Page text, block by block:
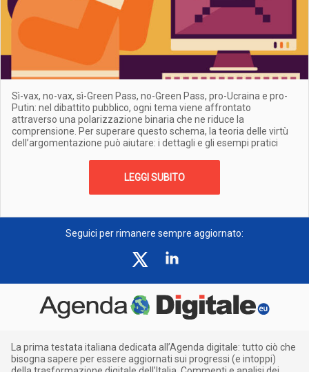
Sì-vax, no-vax, sì-Green Pass, no-Green Pass, pro-Ucraina e pro-
Putin: nel dibattito pubblico, ogni tema viene affrontato
attraverso una polarizzazione binaria che ne riduce la
comprensione. Per superare questo schema, la teoria delle virtù
dell’argomentazione può aiutare: i dettagli e gli esempi pratici
LEGGI SUBITO
Seguici per rimanere sempre aggiornato:
La prima testata italiana dedicata all’Agenda digitale: tutto ciò che
bisogna sapere per essere aggiornati sui progressi (e intoppi)